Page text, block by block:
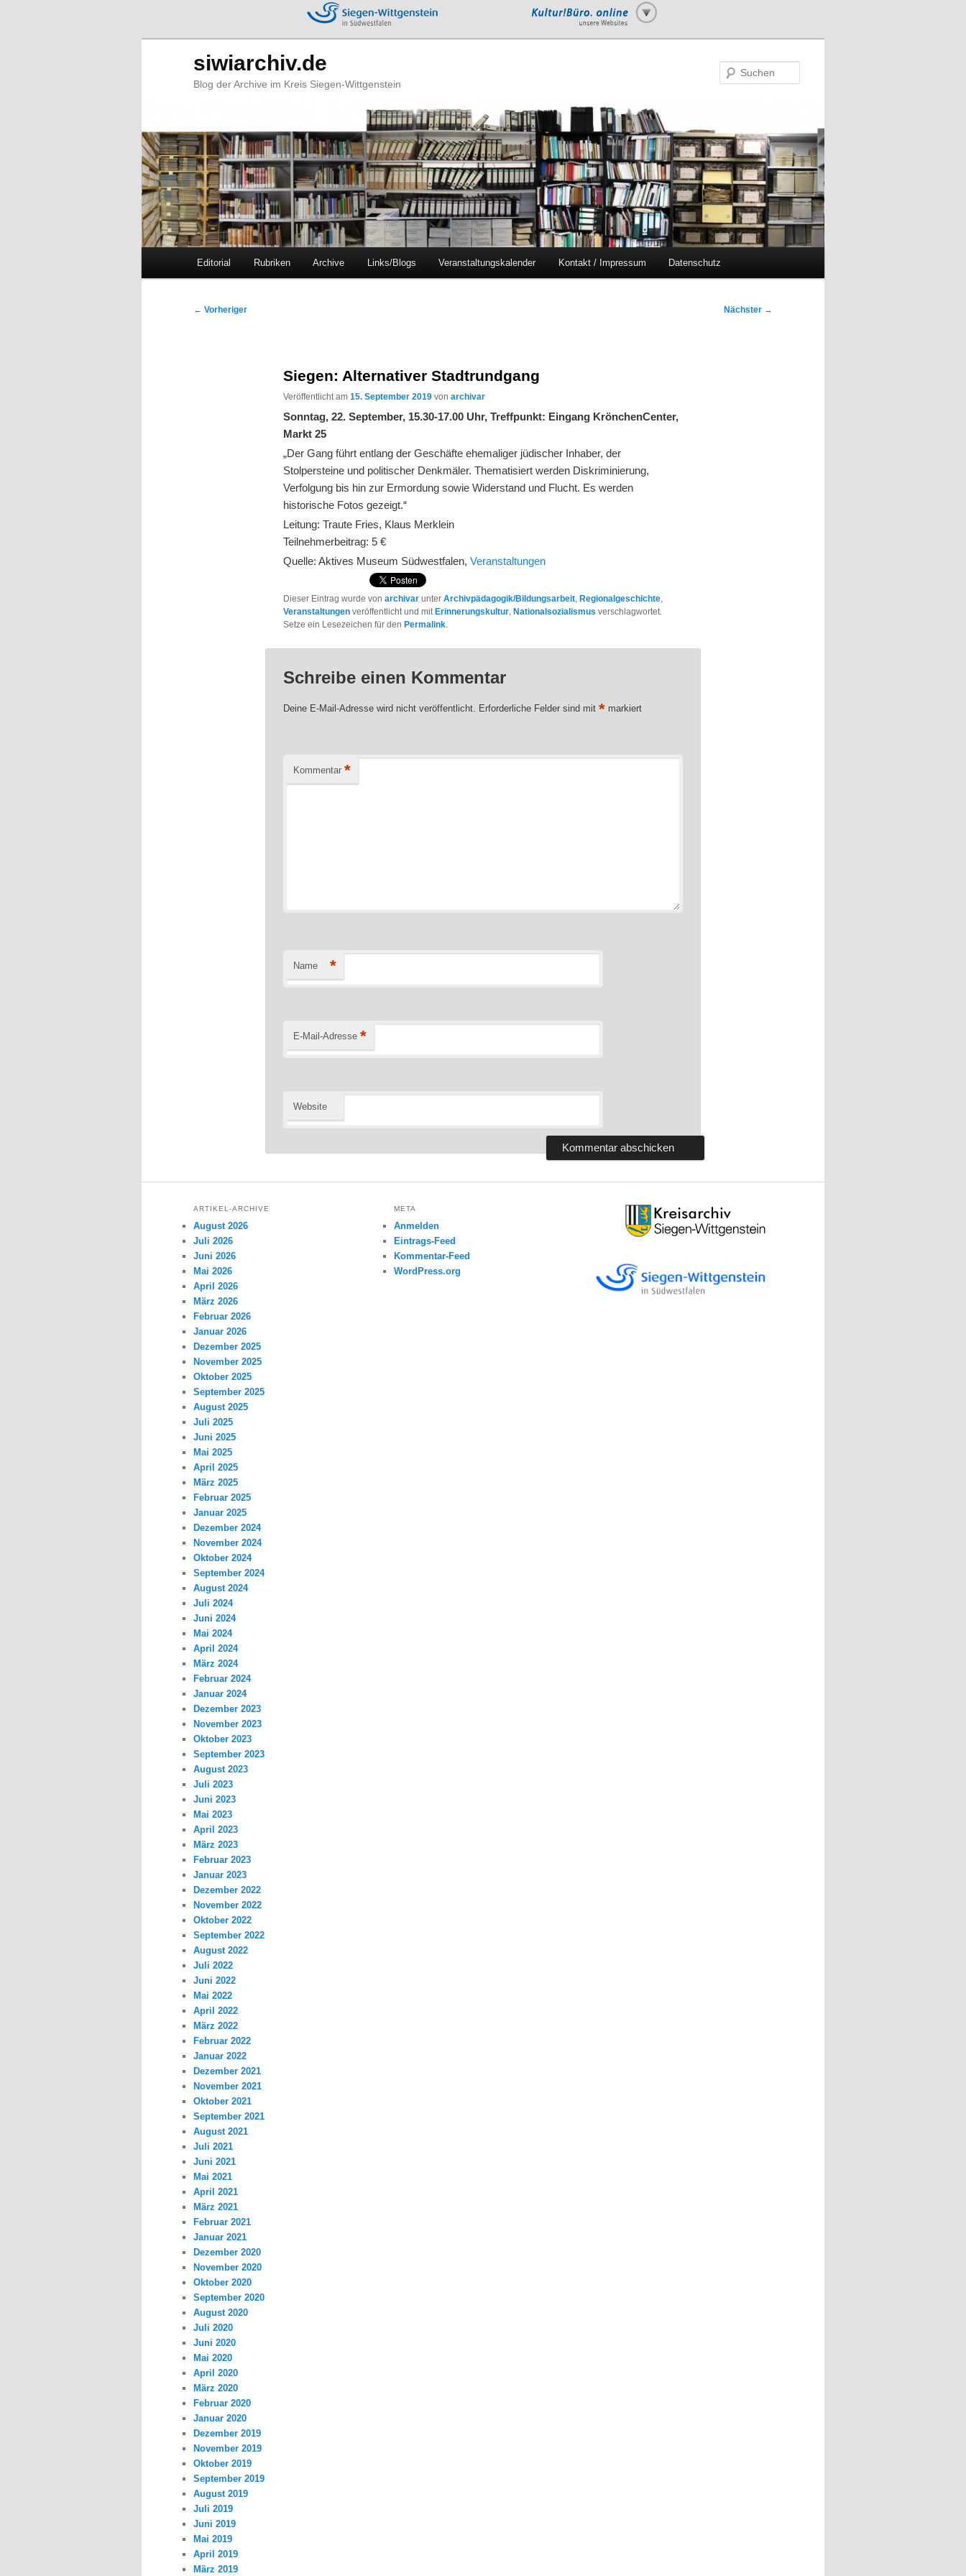
siwiarchiv.de
Blog der Archive im Kreis Siegen-Wittgenstein
Zum
Zum
Editorial Rubriken Archive Links/Blogs Veranstaltungskalender Kontakt / Impressum Datenschutz
Beitragsnavigation
← Vorheriger Nächster →
Siegen: Alternativer Stadtrundgang
Veröffentlicht am15. September 2019 vonarchivar
Sonntag, 22. September, 15.30-17.00 Uhr, Treffpunkt: Eingang KrönchenCenter,
Markt 25
„Der Gang führt entlang der Geschäfte ehemaliger jüdischer Inhaber, der
Stolpersteine und politischer Denkmäler. Thematisiert werden Diskriminierung,
Verfolgung bis hin zur Ermordung sowie Widerstand und Flucht. Es werden
historische Fotos gezeigt.“
Leitung: Traute Fries, Klaus Merklein
Teilnehmerbeitrag: 5 €
Quelle: Aktives Museum Südwestfalen,Veranstaltungen
Dieser Eintrag wurde vonarchivar unterArchivpädagogik/Bildungsarbeit, Regionalgeschichte,
Veranstaltungen veröffentlicht und mit Erinnerungskultur, Nationalsozialismus verschlagwortet.
Setze ein Lesezeichen für den Permalink.
Schreibe einen Kommentar
Deine E-Mail-Adresse wird nicht veröffentlicht. Erforderliche Felder sind mit* markiert
Kommentar *
Name *
E-Mail-Adresse *
Website
ARTIKEL-ARCHIVE
August 2026
Juli 2026
Juni 2026
Mai 2026
April 2026
März 2026
Februar 2026
Januar 2026
Dezember 2025
November 2025
Oktober 2025
September 2025
August 2025
Juli 2025
Juni 2025
Mai 2025
April 2025
März 2025
Februar 2025
Januar 2025
Dezember 2024
November 2024
Oktober 2024
September 2024
August 2024
Juli 2024
Juni 2024
Mai 2024
April 2024
März 2024
Februar 2024
Januar 2024
Dezember 2023
November 2023
Oktober 2023
September 2023
August 2023
Juli 2023
Juni 2023
Mai 2023
April 2023
März 2023
Februar 2023
Januar 2023
Dezember 2022
November 2022
Oktober 2022
September 2022
August 2022
Juli 2022
Juni 2022
Mai 2022
April 2022
März 2022
Februar 2022
Januar 2022
Dezember 2021
November 2021
Oktober 2021
September 2021
August 2021
Juli 2021
Juni 2021
Mai 2021
April 2021
März 2021
Februar 2021
Januar 2021
Dezember 2020
November 2020
Oktober 2020
September 2020
August 2020
Juli 2020
Juni 2020
Mai 2020
April 2020
März 2020
Februar 2020
Januar 2020
Dezember 2019
November 2019
Oktober 2019
September 2019
August 2019
Juli 2019
Juni 2019
Mai 2019
April 2019
März 2019
META
Anmelden
Eintrags-Feed
Kommentar-Feed
WordPress.org